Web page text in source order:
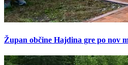
Župan občine Hajdina gre po nov